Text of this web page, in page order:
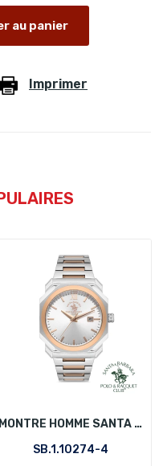
au panier
Imprimer
MONTRE HOMME SANTA BARBARA POLO SB.1.10274-4
SB.1.10274-4